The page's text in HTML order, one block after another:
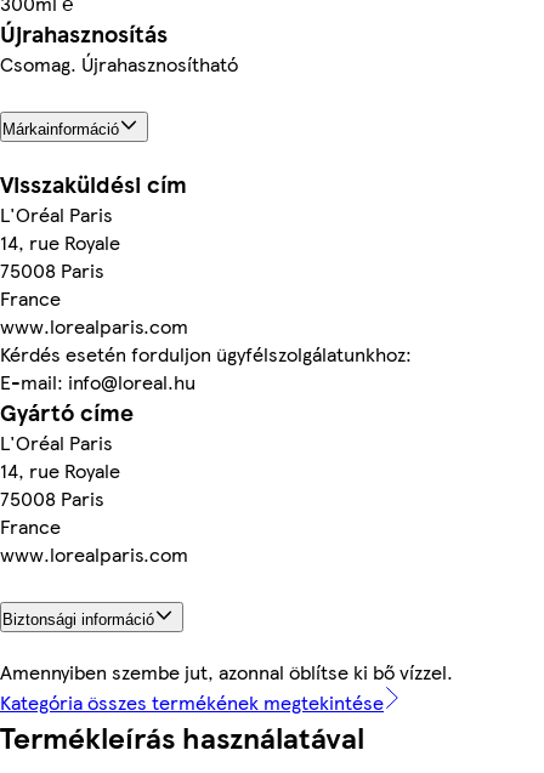
Újrahasznosítás
Csomag. Újrahasznosítható
Márkainformáció
Visszaküldési cím
L'Oréal Paris
14, rue Royale
75008 Paris
France
www.lorealparis.com
Kérdés esetén forduljon ügyfélszolgálatunkhoz:
E-mail: info@loreal.hu
Gyártó címe
L'Oréal Paris
14, rue Royale
75008 Paris
France
www.lorealparis.com
Biztonsági információ
Amennyiben szembe jut, azonnal öblítse ki bő vízzel.
Kategória összes termékének megtekintése
Termékleírás használatával